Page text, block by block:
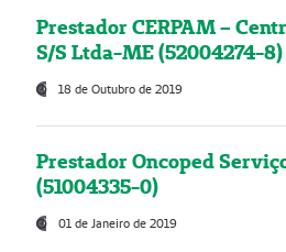
Prestador CERPAM –
S/S Ltda-ME (52004274-8)
18 de Outubro de 2019
Prestador Oncoped
(51004335-0)
01 de Janeiro de 2019